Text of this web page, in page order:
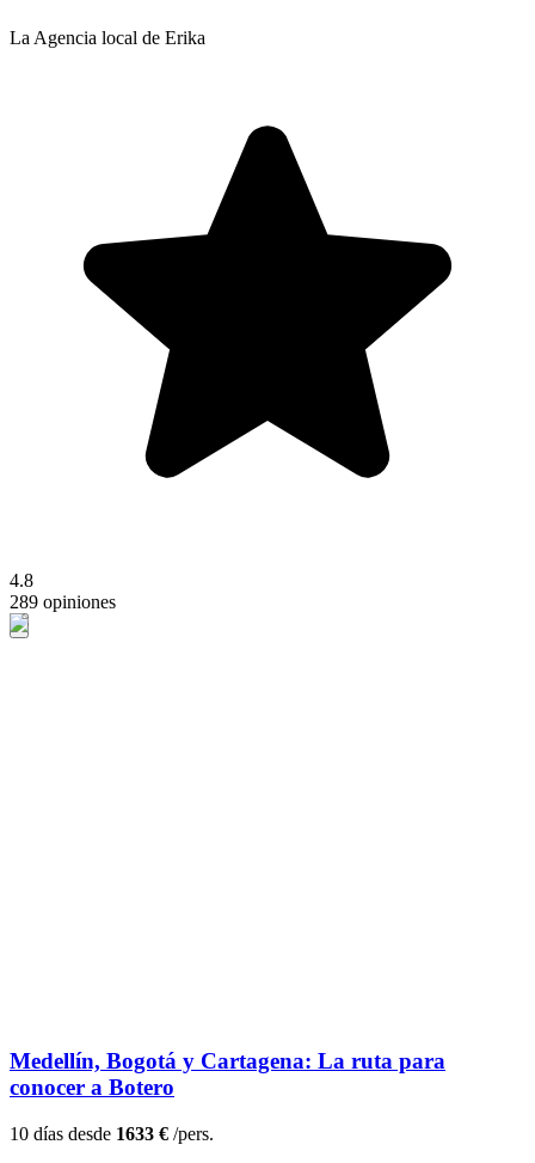
La Agencia local de Erika
4.8
289 opiniones
Medellín, Bogotá y Cartagena: La ruta para
conocer a Botero
10 días desde 1633 € /pers.